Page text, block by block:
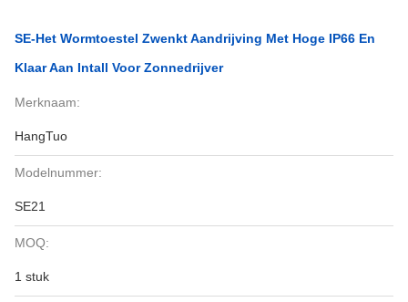
SE-Het Wormtoestel Zwenkt Aandrijving Met Hoge IP66 En
Klaar Aan Intall Voor Zonnedrijver
Merknaam:
HangTuo
Modelnummer:
SE21
MOQ:
1 stuk